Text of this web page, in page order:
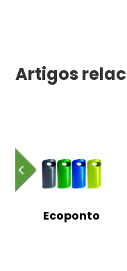
Artigos
Ecoponto